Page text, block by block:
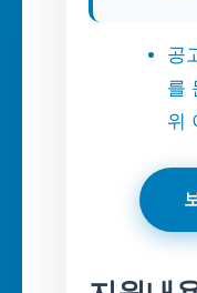
공
를
위